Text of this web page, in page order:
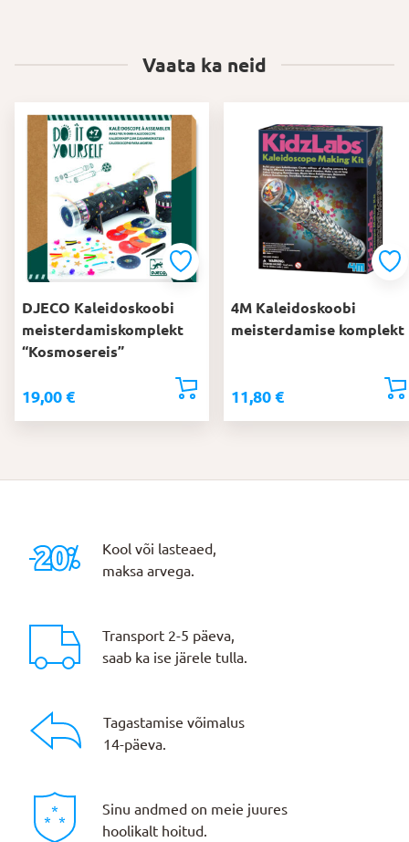
Vaata ka neid
DJECO Kaleidoskoobi
meisterdamiskomplekt
“Kosmosereis”
19,00 €
4M Kaleidoskoobi
meisterdamise komplekt
11,80 €
Kool või lasteaed,
maksa arvega.
Transport 2-5 päeva,
saab ka ise järele tulla.
Tagastamise võimalus
14-päeva.
Sinu andmed on meie juures
hoolikalt hoitud.